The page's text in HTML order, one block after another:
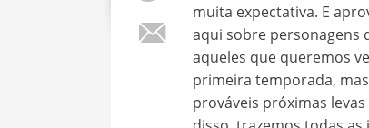
muita expectativa. E
aqui sobre personagens
aqueles que queremos
primeira temporada,
prováveis próximas